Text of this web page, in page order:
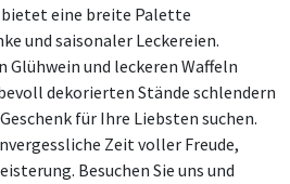
eine breite Palette
und saisonaler Leckereien.
Glühwein und leckeren Waffeln
dekorierten Stände schlendern
für Ihre Liebsten suchen.
Zeit voller Freude,
Besuchen Sie uns und